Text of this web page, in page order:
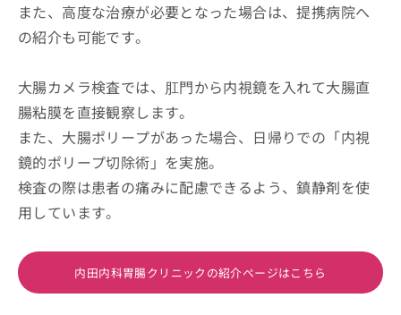
また、高度な治療が必要となった場合は、提携病院へ
の紹介も可能です。
大腸カメラ検査では、肛門から内視鏡を入れて大腸直
腸粘膜を直接観察します。
また、大腸ポリープがあった場合、日帰りでの「内視
鏡的ポリープ切除術」を実施。
検査の際は患者の痛みに配慮できるよう、鎮静剤を使
用しています。
内田内科胃腸クリニックの紹介ページはこちら